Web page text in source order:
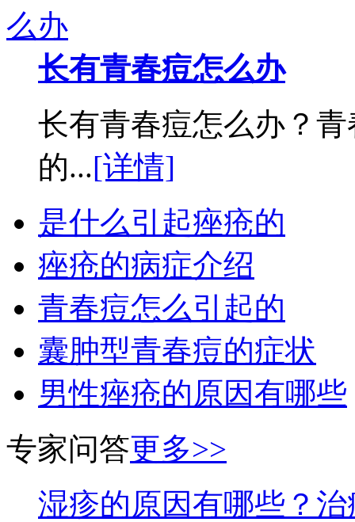
长有青春痘怎么办
长有青春痘怎么办？
的...[详情]
是什么引起痤疮的
痤疮的病症介绍
青春痘怎么引起的
囊肿型青春痘的症状
男性痤疮的原因有哪些
专家问答更多>>
湿疹的原因有哪些？治